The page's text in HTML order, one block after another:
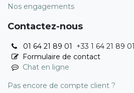
Nos engagements
Contactez-nous
01 64 21 89 01 +33 1 64 21 89 01
Formulaire de contact
Chat en ligne
Pas encore de compte client ?